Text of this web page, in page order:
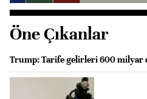
Öne Çıkanlar
Trump: Tarife gelirleri 600 milyar